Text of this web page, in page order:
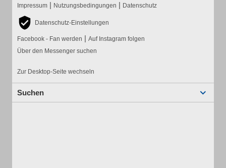
Impressum | Nutzungsbedingungen | Datenschutz
Datenschutz-Einstellungen
Facebook - Fan werden | Auf Instagram folgen
Über den Messenger suchen
Zur Desktop-Seite wechseln
Suchen